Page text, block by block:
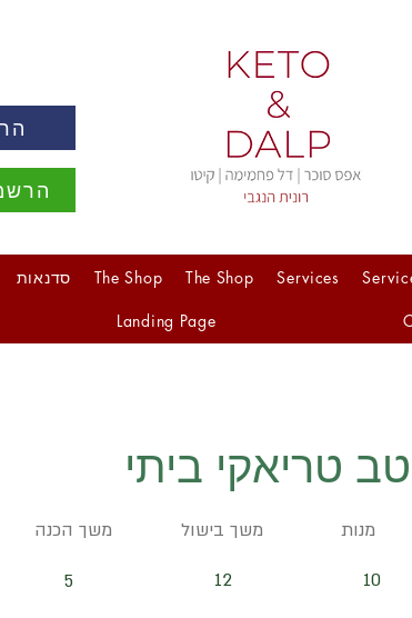
Services
The Shop
The Shop סדנאות
Landing Page
טריאקי ביתי
משך הכנה
5
משך בישול
12
מנות
10